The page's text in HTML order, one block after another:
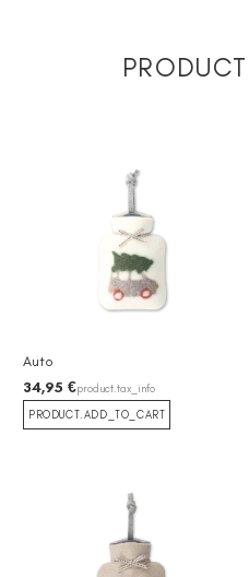
Auto
34,95 €product.tax_info
PRODUCT.ADD_TO_CART